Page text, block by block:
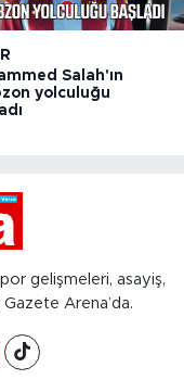
Salah'ın
yolculuğu
gelişmeleri, asayiş,
Arena’da.